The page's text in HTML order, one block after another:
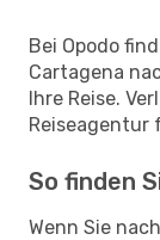
Bei Opodo
Cartagena
Ihre Reise.
Reiseagentur
So finden
Wenn Sie